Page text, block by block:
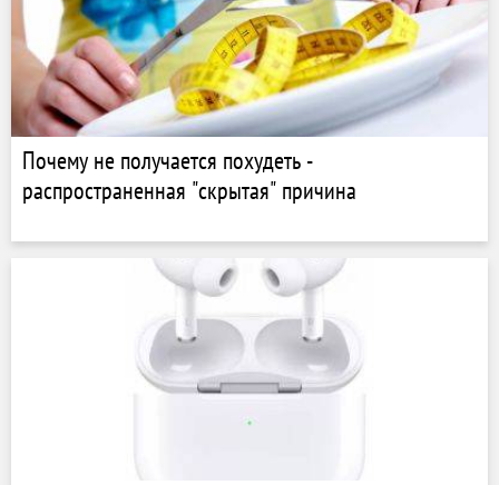
Почему не получается похудеть -
распространенная "скрытая" причина